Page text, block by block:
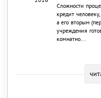
Сложности
кредит
а его вторым
учреждения
комнатно...